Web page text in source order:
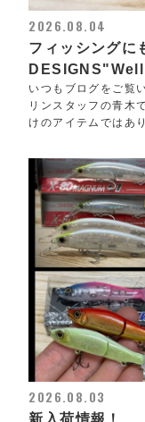
2026.08.04
フィッシング
いつもブログをご覧
リンスタッフの青木
けのアイテムではあ
2026.08.03
新入荷情報！